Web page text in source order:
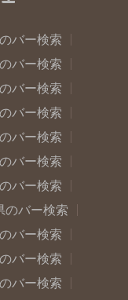
バー検索
バー検索
バー検索
バー検索
バー検索
バー検索
バー検索
のバー検索
バー検索
バー検索
バー検索